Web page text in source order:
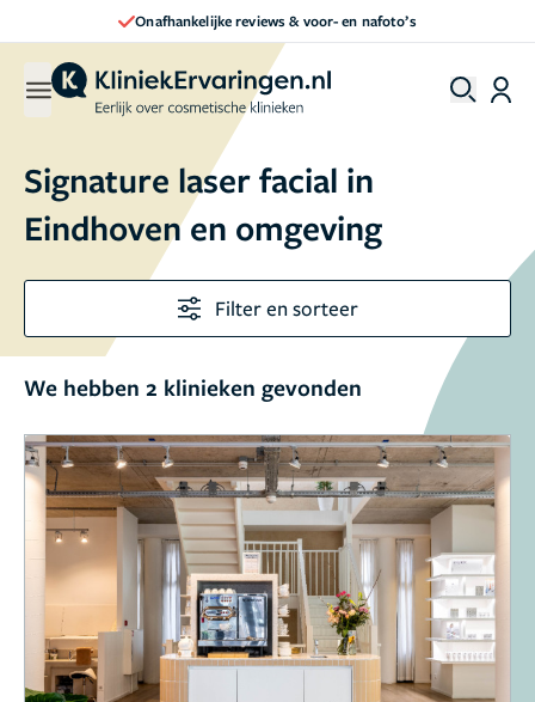
Onafhankelijke reviews & voor- en nafoto’s
Signature laser facial in
Eindhoven en omgeving
Filter en sorteer
We hebben 2 klinieken gevonden